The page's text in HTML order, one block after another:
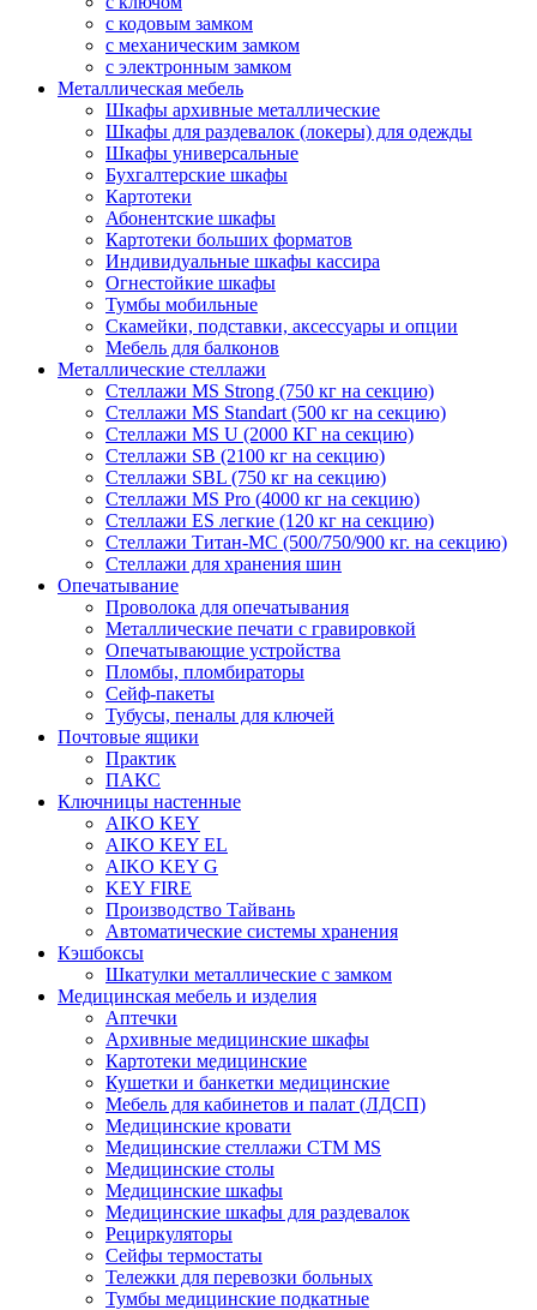
с кодовым замком
с механическим замком
с электронным замком
Металлическая мебель
Шкафы архивные металлические
Шкафы для раздевалок (локеры) для одежды
Шкафы универсальные
Бухгалтерские шкафы
Картотеки
Абонентские шкафы
Картотеки больших форматов
Индивидуальные шкафы кассира
Огнестойкие шкафы
Тумбы мобильные
Скамейки, подставки, аксессуары и опции
Мебель для балконов
Металлические стеллажи
Стеллажи MS Strong (750 кг на секцию)
Стеллажи MS Standart (500 кг на секцию)
Стеллажи MS U (2000 КГ на секцию)
Стеллажи SB (2100 кг на секцию)
Стеллажи SBL (750 кг на секцию)
Стеллажи MS Pro (4000 кг на секцию)
Стеллажи ES легкие (120 кг на секцию)
Стеллажи Титан-МС (500/750/900 кг. на секцию)
Стеллажи для хранения шин
Опечатывание
Проволока для опечатывания
Металлические печати с гравировкой
Опечатывающие устройства
Пломбы, пломбираторы
Сейф-пакеты
Тубусы, пеналы для ключей
Почтовые ящики
Практик
ПАКС
Ключницы настенные
AIKO KEY
AIKO KEY EL
AIKO KEY G
KEY FIRE
Производство Тайвань
Автоматические системы хранения
Кэшбоксы
Шкатулки металлические с замком
Медицинская мебель и изделия
Аптечки
Архивные медицинские шкафы
Картотеки медицинские
Кушетки и банкетки медицинские
Мебель для кабинетов и палат (ЛДСП)
Медицинские кровати
Медицинские стеллажи CTM MS
Медицинские столы
Медицинские шкафы
Медицинские шкафы для раздевалок
Рециркуляторы
Сейфы термостаты
Тележки для перевозки больных
Тумбы медицинские подкатные